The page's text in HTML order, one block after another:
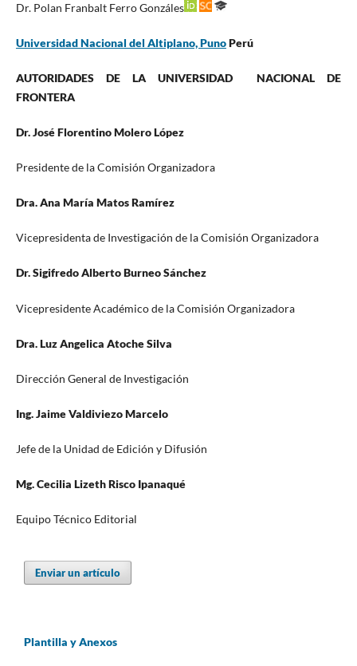
Dr. Polan Franbalt Ferro Gonzáles
Universidad Nacional del Altiplano, PunoPerú
AUTORIDADES DE LA UNIVERSIDAD NACIONAL DE
FRONTERA
Dr. José Florentino Molero López
Presidente de la Comisión Organizadora
Dra. Ana María Matos Ramírez
Vicepresidenta de Investigación de la Comisión Organizadora
Dr. Sigifredo Alberto Burneo Sánchez
Vicepresidente Académico de la Comisión Organizadora
Dra. Luz Angelica Atoche Silva
Dirección General de Investigación
Ing. Jaime Valdiviezo Marcelo
Jefe de la Unidad de Edición y Difusión
Mg. Cecilia Lizeth Risco Ipanaqué
Equipo Técnico Editorial
Enviar un artículo
Plantilla y Anexos